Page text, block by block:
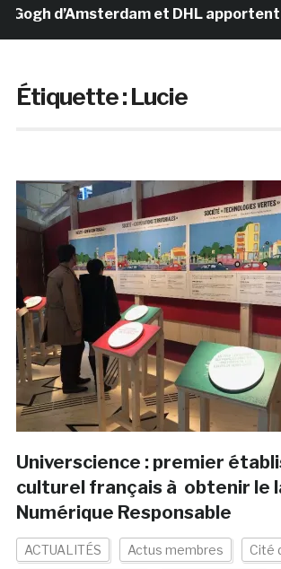
d’Amsterdam et DHL apportent
Étiquette :Lucie
Universcience : premier
culturel français à obtenir le
Numérique Responsable
ACTUALITÉS Actus membres Cité